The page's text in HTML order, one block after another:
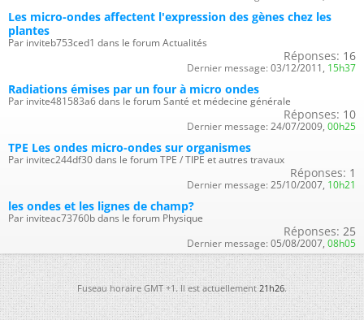
Les micro-ondes affectent l'expression des gènes chez les
plantes
Par inviteb753ced1 dans le forum Actualités
Réponses: 16
Dernier message: 03/12/2011, 15h37
Radiations émises par un four à micro ondes
Par invite481583a6 dans le forum Santé et médecine générale
Réponses: 10
Dernier message: 24/07/2009, 00h25
TPE Les ondes micro-ondes sur organismes
Par invitec244df30 dans le forum TPE / TIPE et autres travaux
Réponses: 1
Dernier message: 25/10/2007, 10h21
les ondes et les lignes de champ?
Par inviteac73760b dans le forum Physique
Réponses: 25
Dernier message: 05/08/2007, 08h05
Fuseau horaire GMT +1. Il est actuellement21h26.